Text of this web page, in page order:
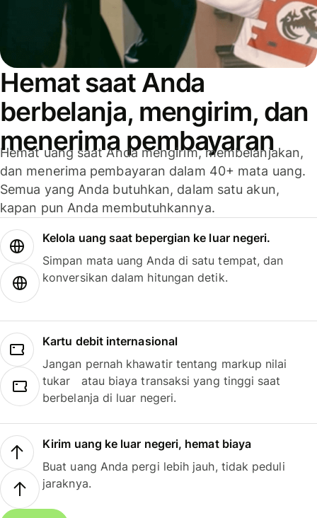
Hemat saat Anda
berbelanja, mengirim, dan
menerima pembayaran
Hemat uang saat Anda mengirim, membelanjakan,
dan menerima pembayaran dalam 40+ mata uang.
Semua yang Anda butuhkan, dalam satu akun,
kapan pun Anda membutuhkannya.
Kelola uang saat bepergian ke luar negeri.
Simpan mata uang Anda di satu tempat, dan
konversikan dalam hitungan detik.
Kartu debit internasional
Jangan pernah khawatir tentang markup nilai
tukar atau biaya transaksi yang tinggi saat
berbelanja di luar negeri.
Kirim uang ke luar negeri, hemat biaya
Buat uang Anda pergi lebih jauh, tidak peduli
jaraknya.